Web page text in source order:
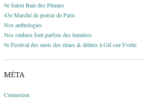
9e Salon Baie des Plumes
43e Marché de poésie de Paris
Nos anthologies
Nos ombres font parfois des lumières
9e Festival des mots des rimes & délires à Gif-sur-Yvette
MÉTA
Connexion